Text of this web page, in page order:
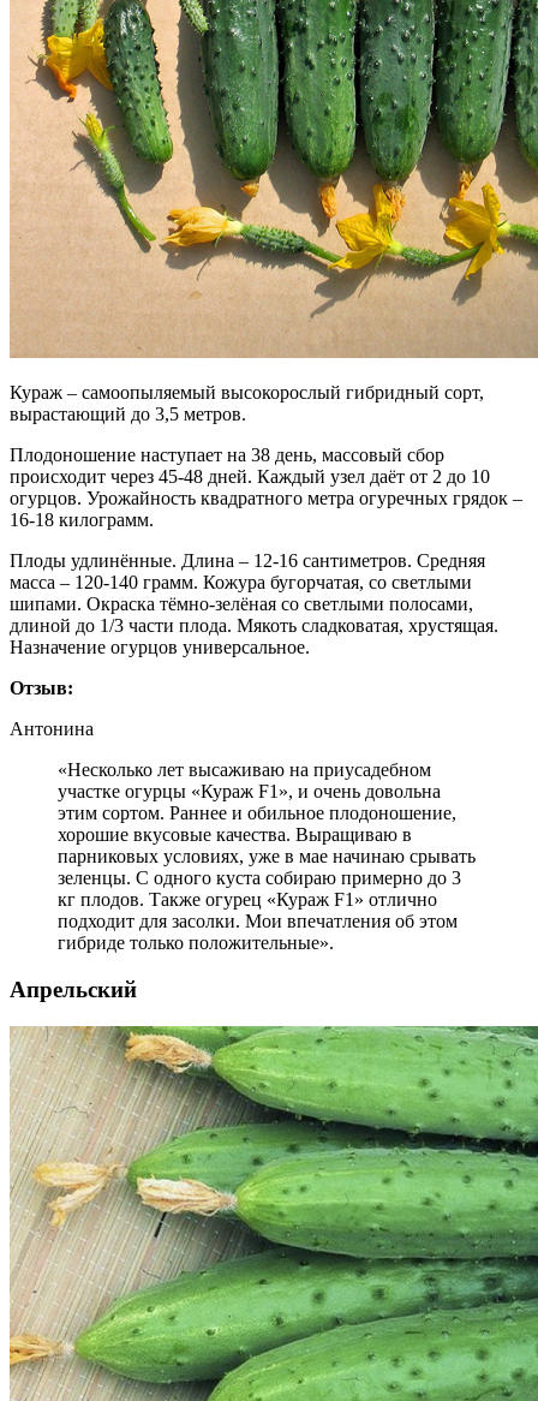
Кураж – самоопыляемый высокорослый гибридный сорт,
вырастающий до 3,5 метров.
Плодоношение наступает на 38 день, массовый сбор
происходит через 45-48 дней. Каждый узел даёт от 2 до 10
огурцов. Урожайность квадратного метра огуречных грядок –
16-18 килограмм.
Плоды удлинённые. Длина – 12-16 сантиметров. Средняя
масса – 120-140 грамм. Кожура бугорчатая, со светлыми
шипами. Окраска тёмно-зелёная со светлыми полосами,
длиной до 1/3 части плода. Мякоть сладковатая, хрустящая.
Назначение огурцов универсальное.
Отзыв:
Антонина
«Несколько лет высаживаю на приусадебном
участке огурцы «Кураж F1», и очень довольна
этим сортом. Раннее и обильное плодоношение,
хорошие вкусовые качества. Выращиваю в
парниковых условиях, уже в мае начинаю срывать
зеленцы. С одного куста собираю примерно до 3
кг плодов. Также огурец «Кураж F1» отлично
подходит для засолки. Мои впечатления об этом
гибриде только положительные».
Апрельский